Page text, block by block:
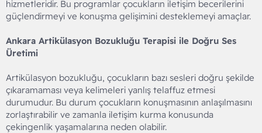
hizmetleridir. Bu programlar çocukların iletişim becerilerini
güçlendirmeyi ve konuşma gelişimini desteklemeyi amaçlar.
Ankara Artikülasyon Bozukluğu Terapisi ile Doğru Ses
Üretimi
Artikülasyon bozukluğu, çocukların bazı sesleri doğru şekilde
çıkaramaması veya kelimeleri yanlış telaffuz etmesi
durumudur. Bu durum çocukların konuşmasının anlaşılmasını
zorlaştırabilir ve zamanla iletişim kurma konusunda
çekingenlik yaşamalarına neden olabilir.